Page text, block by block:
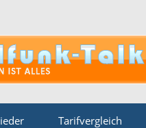
Tarifvergleich